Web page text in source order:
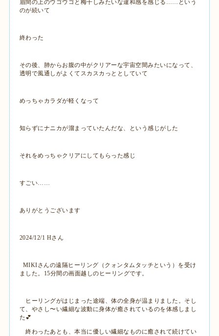
眉間の上のウゴウゴと梅干しみたいな違和感を感じる……という
のが続いて
終わった
その後、肺からお腹の中がクリアーな宇宙空間みたいになって、
透明で風通しがよくてスカスカっととしていて
めっちゃカラダが軽くなって
知らずにナニカが溜まっていたんだな、という感じがした
それをめっちゃクリアにしてもらった感じ
すごい……
ありがとうございます
2024/12/1 Hさん
MIKIさんの遠隔ヒーリング（クォンタムタッチという）を受け
ました。15分間の画面越しのヒーリングです。
ヒーリングがはじまった途端、体の全身が温まりました。そし
て、やさし〜い繊細な波動に身体が癒されているのを体感しまし
た💕
終わったあとも、本当に優しい繊細なものに癒されて続けてい